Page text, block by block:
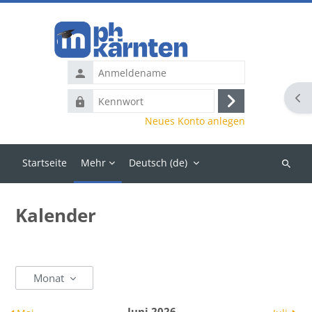
Anmeldename
Kennwort
Anmelden
Neues Konto anlegen
Startseite Mehr Deutsch ‎(de)‎
Kurse
Kalender
Monat